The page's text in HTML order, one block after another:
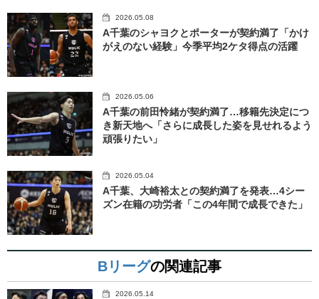
2026.05.08
A千葉のシャヨクとポーターが契約満了「かけ
がえのない経験」今季平均2ケタ得点の活躍
2026.05.06
A千葉の前田怜緒が契約満了…移籍先決定につ
き新天地へ「さらに成長した姿を見せれるよう
頑張りたい」
2026.05.04
A千葉、大崎裕太との契約満了を発表…4シー
ズン在籍の功労者「この4年間で成長できた」
Bリーグの関連記事
2026.05.14